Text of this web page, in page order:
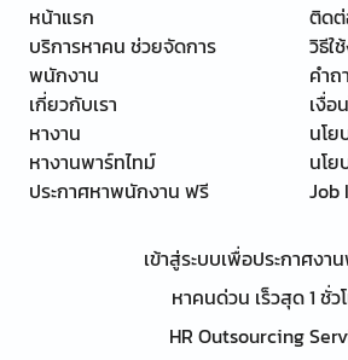
หน้าแรก
บริการหาคน ช่วยจัดการ
พนักงาน
เกี่ยวกับเรา
หางาน
หางานพาร์ทไทม์
ประกาศหาพนักงาน ฟรี
ติดต่
วิธีใ
คำ
เงื่อ
นโย
นโย
Job
เข้าสู่ระบบเพื่อประกาศงา
หาคนด่วน เร็วสุด 1 ชั่ว
HR Outsourcing